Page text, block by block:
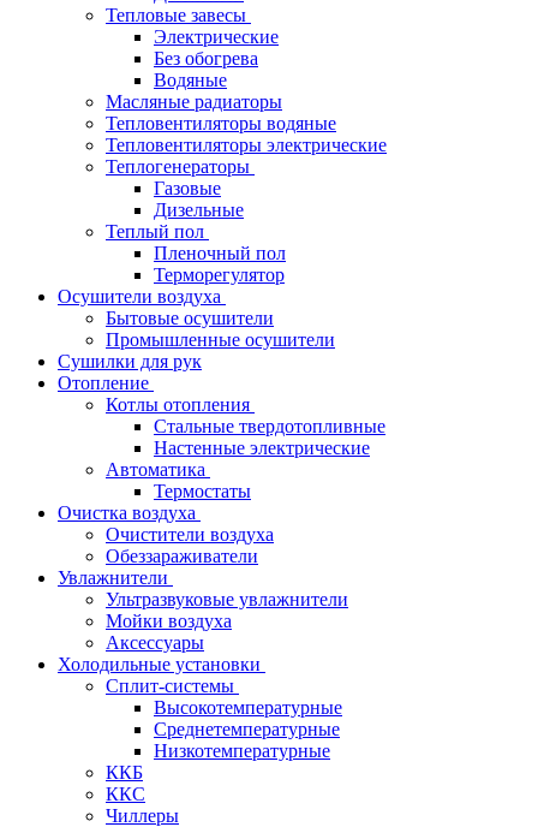
Тепловые завесы
Электрические
Без обогрева
Водяные
Масляные радиаторы
Тепловентиляторы водяные
Тепловентиляторы электрические
Теплогенераторы
Газовые
Дизельные
Теплый пол
Пленочный пол
Терморегулятор
Осушители воздуха
Бытовые осушители
Промышленные осушители
Сушилки для рук
Отопление
Котлы отопления
Стальные твердотопливные
Настенные электрические
Автоматика
Термостаты
Очистка воздуха
Очистители воздуха
Обеззараживатели
Увлажнители
Ультразвуковые увлажнители
Мойки воздуха
Аксессуары
Холодильные установки
Сплит-системы
Высокотемпературные
Среднетемпературные
Низкотемпературные
ККБ
ККС
Чиллеры